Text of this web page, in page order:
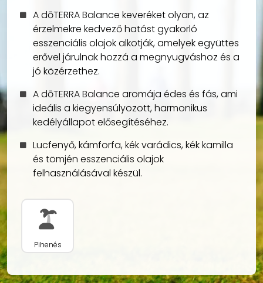
A dōTERRA Balance keveréket olyan, az
érzelmekre kedvező hatást gyakorló
esszenciális olajok alkotják, amelyek együttes
erővel járulnak hozzá a megnyugváshoz és a
jó közérzethez.
A dōTERRA Balance aromája édes és fás, ami
ideális a kiegyensúlyozott, harmonikus
kedélyállapot elősegítéséhez.
Lucfenyő, kámforfa, kék varádics, kék kamilla
és tömjén esszenciális olajok
felhasználásával készül.
Pihenés